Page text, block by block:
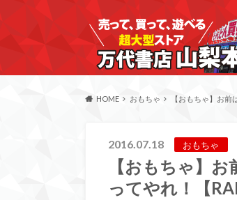
HOME おもちゃ 【おもちゃ】お前
2016.07.18 おもちゃ
【おもちゃ】
ってやれ！【